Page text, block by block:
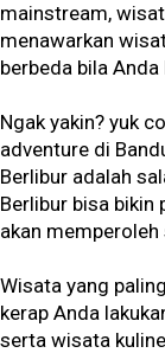
mainstream,
menawarkan
berbeda bila
Ngak yakin? yuk
adventure di
Berlibur adalah
Berlibur bisa bikin
akan
Wisata yang
kerap Anda
serta wisata